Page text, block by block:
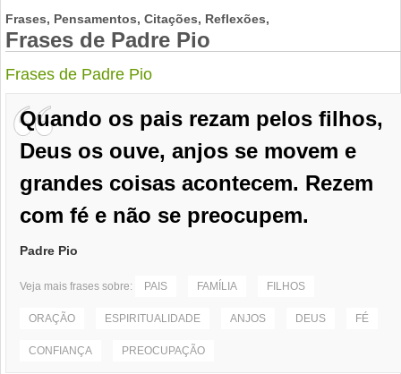
Frases, Pensamentos, Citações, Reflexões,
Frases de Padre Pio
Frases de Padre Pio
Quando os pais rezam pelos filhos,
Deus os ouve, anjos se movem e
grandes coisas acontecem. Rezem
com fé e não se preocupem.
Padre Pio
Veja mais frases sobre: PAIS FAMÍLIA FILHOS
ORAÇÃO ESPIRITUALIDADE ANJOS DEUS FÉ
CONFIANÇA PREOCUPAÇÃO